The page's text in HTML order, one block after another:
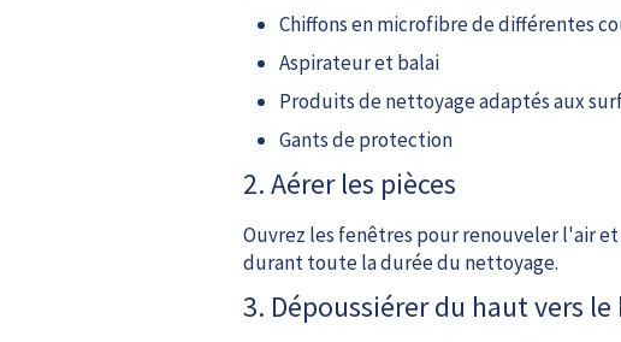
Chiffons en microfibre de différentes
Aspirateur et balai
Produits de nettoyage adaptés aux
Gants de protection
2. Aérer les pièces
Ouvrez les fenêtres pour renouveler l'air
durant toute la durée du nettoyage.
3. Dépoussiérer du haut vers le